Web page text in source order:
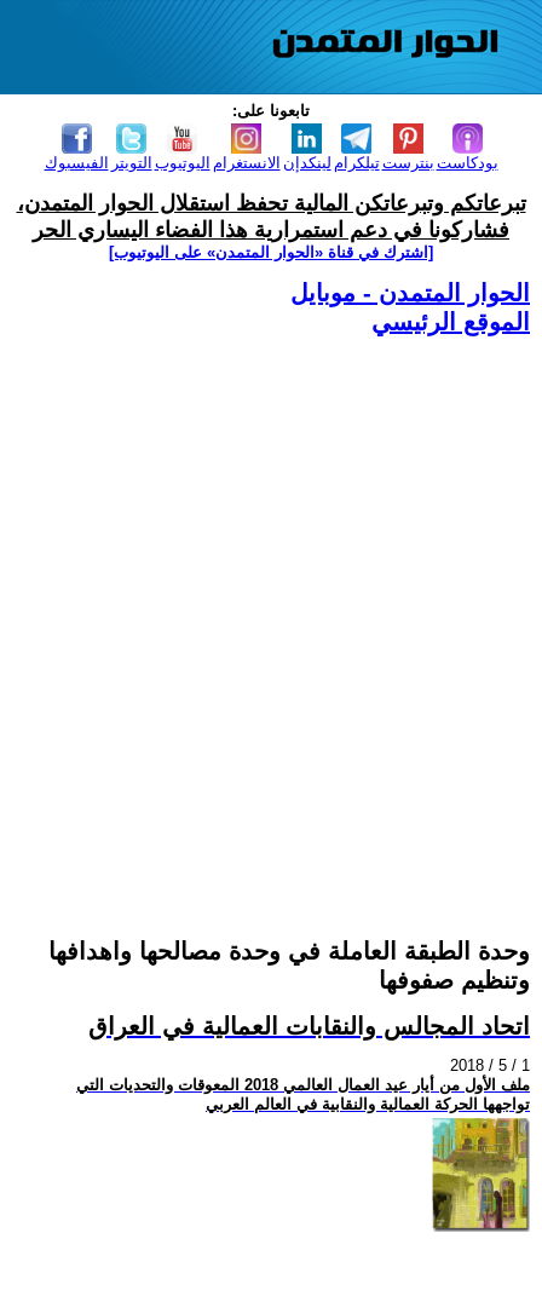
تابعونا على:
الفيسبوك التويتر اليوتيوب الانستغرام لينكدإن تيلكرامبنترست بودكاست
تبرعاتكم وتبرعاتكن المالية تحفظ استقلال الحوار المتمدن،
فشاركونا في دعم استمرارية هذا الفضاء اليساري الحر
[اشترك في قناة ‫«الحوار المتمدن» على اليوتيوب]
الحوار المتمدن - موبايل
الموقع الرئيسي
وحدة الطبقة العاملة في وحدة مصالحها واهدافها
وتنظيم صفوفها
اتحاد المجالس والنقابات العمالية في العراق
2018 / 5 / 1
ملف الأول من أيار عيد العمال العالمي 2018 المعوقات والتحديات التي
تواجهها الحركة العمالية والنقابية في العالم العربي